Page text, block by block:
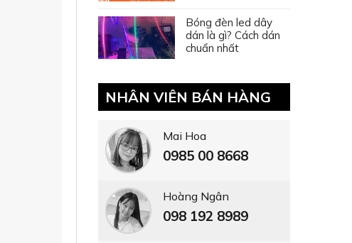
Bóng đèn led dây
dán là gì? Cách dán
chuẩn nhất
NHÂN VIÊN BÁN HÀNG
Mai Hoa
0985 00 8668
Hoàng Ngân
098 192 8989